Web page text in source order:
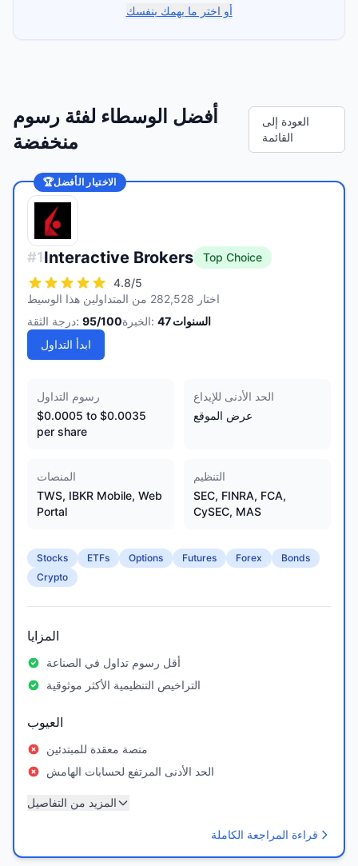
أو اختر ما يهمك بنفسك
أفضل الوسطاء لفئة رسوم
منخفضة
العودة إلى
القائمة
🏆الاختيار الأفضل
#1Interactive Brokers
Top Choice
4.8/5
اختار 282,528 من المتداولين هذا الوسيط
درجة الثقة: 95/100 الخبرة: 47 السنوات
ابدأ التداول
رسوم التداول
$0.0005 to $0.0035
per share
الحد الأدنى للإيداع
عرض الموقع
المنصات
TWS, IBKR Mobile, Web
Portal
التنظيم
SEC, FINRA, FCA,
CySEC, MAS
Stocks ETFs Options Futures Forex
Bonds
Crypto
المزايا
أقل رسوم تداول في الصناعة
التراخيص التنظيمية الأكثر موثوقية
العيوب
منصة معقدة للمبتدئين
الحد الأدنى المرتفع لحسابات الهامش
المزيد من التفاصيل
قراءة المراجعة الكاملة